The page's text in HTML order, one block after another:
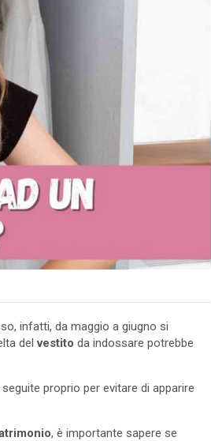
infatti, da maggio a giugno si
delvestito da indossare potrebbe
proprio per evitare di apparire
, è importante sapere se